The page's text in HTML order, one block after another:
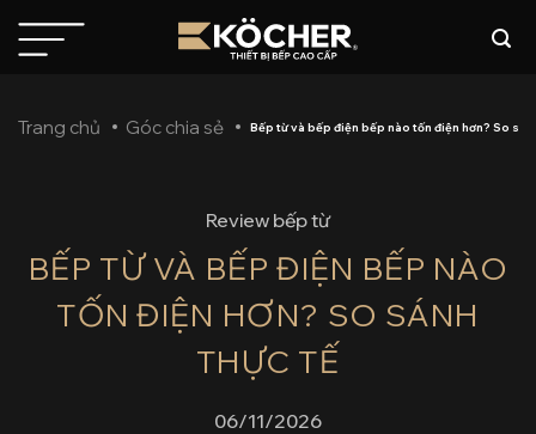
qua
Trang chủ Góc chia sẻ Bếp từ và bếp điện bếp nào tốn điện hơn? So
Review bếp từ
BẾP TỪ VÀ BẾP ĐIỆN BẾP NÀO
TỐN ĐIỆN HƠN? SO SÁNH
THỰC TẾ
06/11/2026